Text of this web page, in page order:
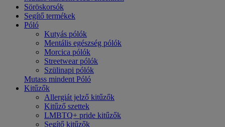
Söröskorsók
Segítő termékek
Póló
Kutyás pólók
Mentális egészség pólók
Morcica pólók
Streetwear pólók
Szülinapi pólók
Mutass mindent Póló
Kitűzők
Allergiát jelző kitűzők
Kitűző szettek
LMBTQ+ pride kitűzők
Segítő kitűzők